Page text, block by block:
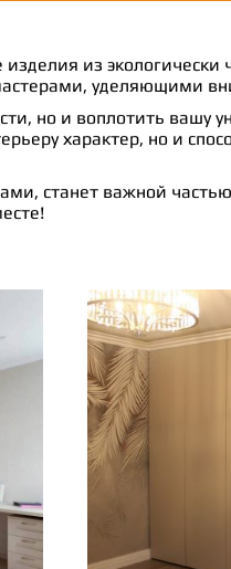
из
уделяющими
но и воплотить вашу
характер, но и
станет важной